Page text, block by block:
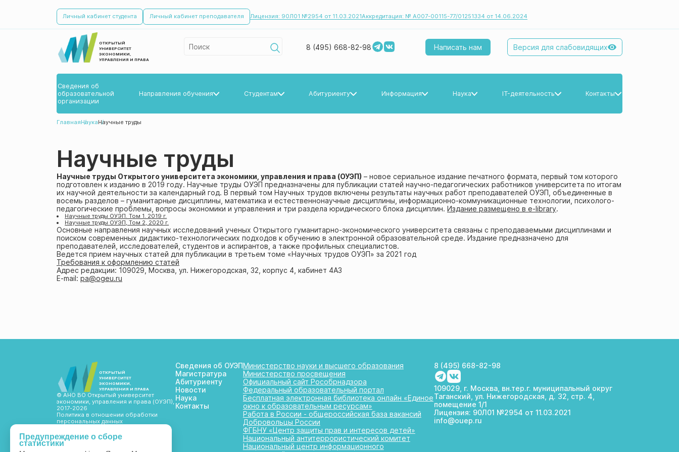
Личный кабинет студента Личный кабинет преподавателя Лицензия: 90Л01 №2954 от 11.03.2021Аккредитация: № А007-00115-77/01251334 от 14.06.2024
ОТКРЫТЫЙ
УНИВЕРСИТЕТ
ЭКОНОМИКИ,
УПРАВЛЕНИЯ И ПРАВА
8 (495) 668-82-98 Написать нам Версия для слабовидящих
Сведения об­
образовательной
организации
Направления обучения Студентам Абитуриенту Информация Наука
Интеллектуальная собственность
Конкурсы
IT-деятельность Контакты
ГлавнаяНаукаНаучные труды
Научные труды
Научные труды Открытого университета экономики, управления и права (ОУЭП) – новое сериальное издание печатного формата, первый том которого
подготовлен к изданию в 2019 году. Научные труды ОУЭП предназначены для публикации статей научно-педагогических работников университета по итогам
их научной деятельности за календарный год. В первый том Научных трудов включены результаты научных работ преподавателей ОУЭП, объединенные в
восемь разделов – гуманитарные дисциплины, математика и естественнонаучные дисциплины, информационно-коммуникационные технологии, психолого-
педагогические проблемы, вопросы экономики и управления и три раздела юридического блока дисциплин. Издание размещено в e-library.
Научные труды ОУЭП. Том 1. 2019 г.
Научные труды ОУЭП, Том 2, 2020 г.
Основные направления научных исследований ученых Открытого гуманитарно-экономического университета связаны с преподаваемыми дисциплинами и
поиском современных дидактико-технологических подходов к обучению в электронной образовательной среде. Издание предназначено для
преподавателей, исследователей, студентов и аспирантов, а также профильных специалистов.
Ведется прием​ научных статей для публикации​ в третьем томе «Научных трудов ОУЭП» за 2021 год
Требования к оформлению статей
Адрес редакции: 109029, Москва, ул. Нижегородская, 32, корпус 4, кабинет 4А3
E-mail: pa@ogeu.ru
ОТКРЫТЫЙ
УНИВЕРСИТЕТ
ЭКОНОМИКИ,
УПРАВЛЕНИЯ И ПРАВА
© АНО ВО Открытый университет
экономики, управления и права (ОУЭП),
2017-2026
Политика в отношении обработки
персональных данных
Сведения об ОУЭП
Магистратура
Абитуриенту
Новости
Наука
Контакты
Министерство науки и высшего образования
Министерство просвещения
Официальный сайт Рособрнадзора
Федеральный образовательный портал
Бесплатная электронная библиотека онлайн «Единое
окно к образовательным ресурсам»
Работа в России - общероссийская база вакансий
Добровольцы России
ФГБНУ «Центр защиты прав и интересов детей»
Национальный антитеррористический комитет
Национальный центр информационного
8 (495) 668-82-98
109029, г. Москва, вн.тер.г. муниципальный округ
Таганский, ул. Нижегородская, д. 32, стр. 4,
помещение 1/1
Лицензия: 90Л01 №2954 от 11.03.2021
info@ouep.ru
Предупреждение о сборе
статистики